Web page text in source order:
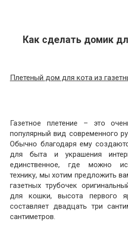
Как сделать домик
Плетеный дом для кота из
Газетное плетение – это
популярный вид современного
Обычно благодаря ему
для быта и украшения
единственное, где можно
технику, мы хотим предложить
газетных трубочек
для кошки, высота первого
составляет двадцать три
сантиметров.